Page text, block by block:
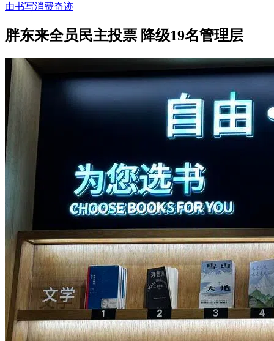
由书写消费奇迹
胖东来全员民主投票 降级19名管理层